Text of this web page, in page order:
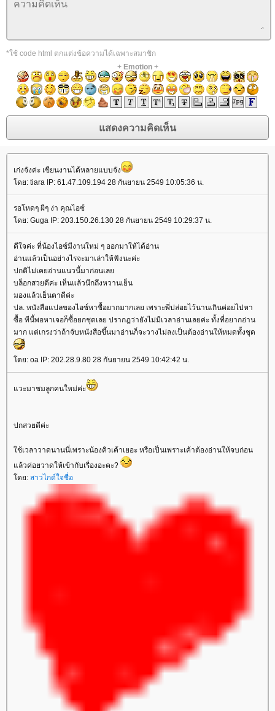
*ใช้ code html ตกแต่งข้อความได้เฉพาะสมาชิก
+ Emotion+
เก่งจังค่ะ เขียนงานได้หลายแบบจัง
ดย: tiara IP: 61.47.109.194 28 กันยายน 2549 10:05:36 น.
รอโหดๆ ผีๆ ง่า คุณไอซ์
ดย: Guga IP: 203.150.26.130 28 กันยายน 2549 10:29:37 น.
ดีใจค่ะ ที่น้องไอซ์มีงานใหม่ ๆ ออกมาให้ได้อ่าน
อ่านแล้วเป็นอย่างไรจะมาเล่าให้ฟังนะค่ะ
ปกติไม่เคยอ่านแนวนี้มาก่อนเล
บล็อกสวยดีค่ะ เห็นแล้วนึกถึงหวานเย็น
มองแล้วเย็นตาดีค่ะ
ปล. หนังสือแปลของไอซ์หาซื้อยากมากเลย เพราะพี่ปล่อยไว้นานเกินค่อยไปหา
ซื้อ ทีนี้พอหาเจอก็ซื้อยกชุดเลย ปรากฎว่ายังไม่มีเวลาอ่านเลยค่ะ ทั้งที่อยากอ่าน
มาก แต่เกรงว่าถ้าจับหนังสือขึ้นมาอ่านก็จะวางไม่ลงเป็นต้องอ่านให้หมดทั้งชุด
ดย: oa IP: 202.28.9.80 28 กันยายน 2549 10:42:42 น.
วะมาชมลูกคนใหม่ค่ะ
ปกสวยดีค่ะ
ช้เวลาวาดนานนี่เพราะน้องคิวเค้าเยอะ หรือเป็นเพราะเค้าต้องอ่านให้จบก่อน
ล้วค่อยวาดให้เข้ากับเรื่องอะคะ?
ดย: สาวไกด์ใจซื่อ